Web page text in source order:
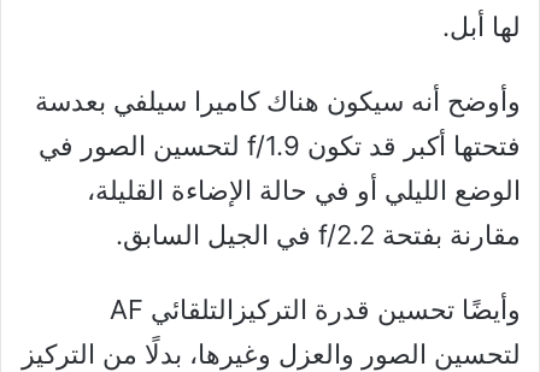
لها أبل.
وأوضح أنه سيكون هناك كاميرا سيلفي بعدسة
فتحتها أكبر قد تكون f/1.9 لتحسين الصور في
الوضع الليلي أو في حالة الإضاءة القليلة،
مقارنة بفتحة f/2.2 في الجيل السابق.
وأيضًا تحسين قدرة التركيزالتلقائي AF
لتحسين الصور والعزل وغيرها، بدلًا من التركيز